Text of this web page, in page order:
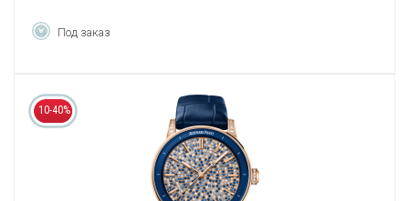
Под заказ
10-40%